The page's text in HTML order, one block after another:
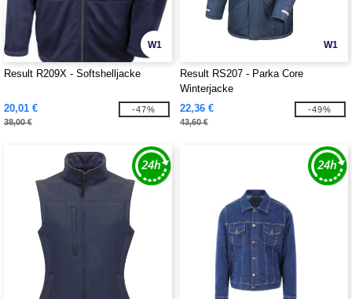
W1
Result R209X - Softshelljacke
20,01 €
38,00 €
-47%
W1
Result RS207 - Parka Core
Winterjacke
22,36 €
43,60 €
-49%